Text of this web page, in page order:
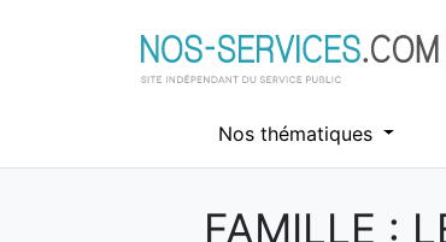
Aller au contenu principal
Nos thématiques
FAMILLE :